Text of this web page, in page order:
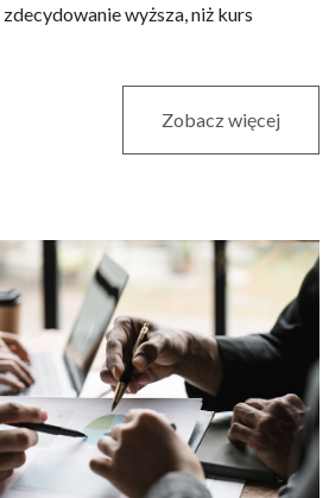
wyższa, niż kurs
Zobacz więcej